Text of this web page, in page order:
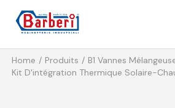
Home Produits
B1 Vannes
Kit D'intégration Thermique Solaire-